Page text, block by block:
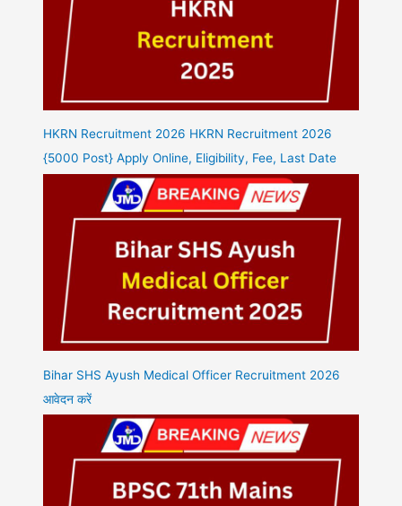
HKRN Recruitment 2026 HKRN Recruitment 2026
{5000 Post} Apply Online, Eligibility, Fee, Last Date
Bihar SHS Ayush Medical Officer Recruitment 2026
आवेदन करें